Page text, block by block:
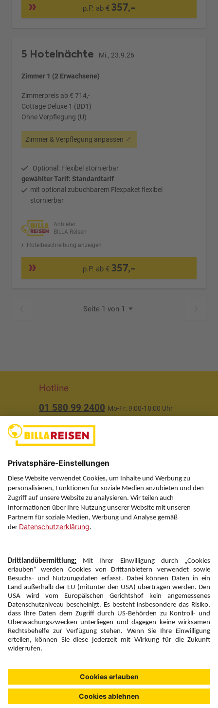
p.P. ab € 357,-
5 Hotelnächte Mi., 23.9.26
Zimmer 1 (2 Erwachsene)
Zimmerpreis ab € 714,-
Cottage Deluxe 1 (BD1)
Ohne Verpflegung (U)
Zimmer & Verpflegung anpassen
Optional: Flexibel stornierbar
gewählter Tarif: Standardtarif
mit optional zubuchbarem Flexpaket flexibel
stornierbar
Anbieter:
BILLA Reisen
Hotelbeschreibung anzeigen
p.P. ab € 357,-
Seite 1 von 1
Hotline
01 580 99 2400 Mo-Fr: 9:00-18:00 Uhr
Über uns
Service
Information
Folgen Sie uns auf
Newsletter:
Anmelden
Fairness und
Unsere Inhalte: Standards und
Meldung
Copyright © 2026 DERTOUR Austria GmbH